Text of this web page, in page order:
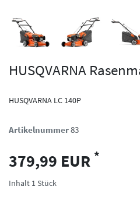
HUSQVARNA
HUSQVARNA LC 140P
Artikelnummer83
379,99 EUR *
Inhalt 1 Stück